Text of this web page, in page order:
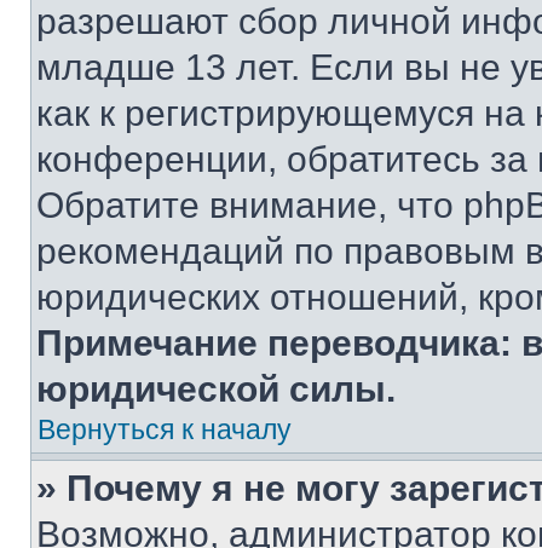
разрешают сбор личной
младше 13 лет. Если вы не
как к регистрирующемуся
конференции, обратитесь
Обратите внимание, что
рекомендаций по правовым
юридических отношений,
Примечание переводчика:
юридической силы.
Вернуться к началу
» Почему я не могу
Возможно, администратор